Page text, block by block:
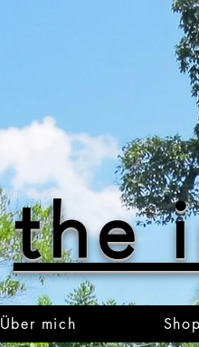
the
Über mich Shop